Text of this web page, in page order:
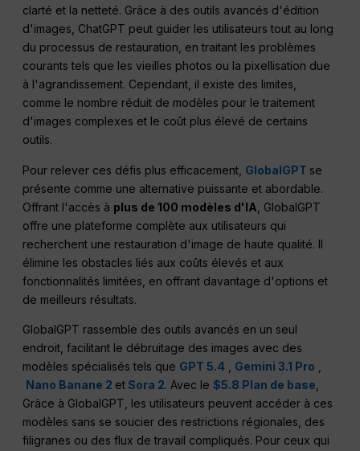
clarté et la netteté. Grâce à des outils avancés d'édition
d'images, ChatGPT peut guider les utilisateurs tout au long
du processus de restauration, en traitant les problèmes
courants tels que les vieilles photos ou la pixellisation due
à l'agrandissement. Cependant, il existe des limites,
comme le nombre réduit de modèles pour le traitement
d'images complexes et le coût plus élevé de certains
outils.
Pour relever ces défis plus efficacement, GlobalGPT se
présente comme une alternative puissante et abordable.
Offrant l'accès à plus de 100 modèles d'IA , GlobalGPT
offre une plateforme complète aux utilisateurs qui
recherchent une restauration d'image de haute qualité. Il
élimine les obstacles liés aux coûts élevés et aux
fonctionnalités limitées, en offrant davantage d'options et
de meilleurs résultats.
GlobalGPT rassemble des outils avancés en un seul
endroit, facilitant le débruitage des images avec des
modèles spécialisés tels que GPT 5.4 Gemini 3.1 Pro
Nano Banane 2 etSora 2. Avec le$5.8 Plan de base
Grâce à GlobalGPT, les utilisateurs peuvent accéder à ces
modèles sans se soucier des restrictions régionales, des
filigranes ou des flux de travail compliqués. Pour ceux qui